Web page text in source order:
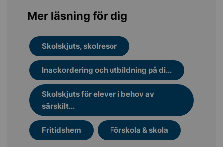
Mer läsning för dig
Skolskjuts, skolresor
Inackordering och utbildning på di...
Skolskjuts för elever i behov av
särskilt...
Fritidshem Förskola & skola